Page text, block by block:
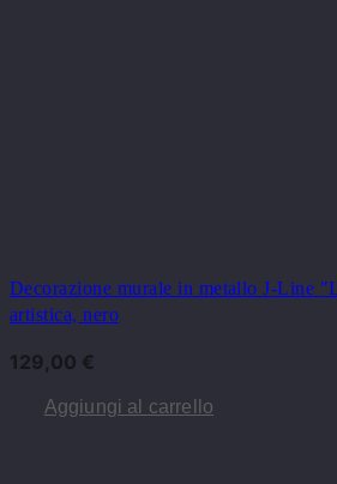
Decorazione murale in metallo J-Line
artistica, nero
129,00 €
Aggiungi al carrello